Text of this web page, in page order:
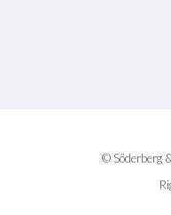
© Söderberg